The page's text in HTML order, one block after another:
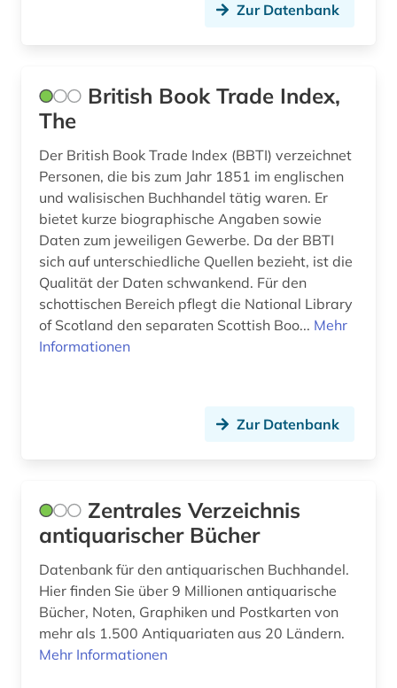
Zur Datenbank
British Book Trade Index,
The
Der British Book Trade Index (BBTI) verzeichnet
Personen, die bis zum Jahr 1851 im englischen
und walisischen Buchhandel tätig waren. Er
bietet kurze biographische Angaben sowie
Daten zum jeweiligen Gewerbe. Da der BBTI
sich auf unterschiedliche Quellen bezieht, ist die
Qualität der Daten schwankend. Für den
schottischen Bereich pflegt die National Library
of Scotland den separaten Scottish Boo... Mehr
Informationen
Zur Datenbank
Zentrales Verzeichnis
antiquarischer Bücher
Datenbank für den antiquarischen Buchhandel.
Hier finden Sie über 9 Millionen antiquarische
Bücher, Noten, Graphiken und Postkarten von
mehr als 1.500 Antiquariaten aus 20 Ländern.
Mehr Informationen